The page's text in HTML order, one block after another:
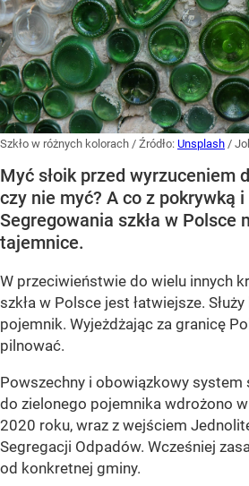
Szkło w różnych kolorach / Źródło: Unsplash /
Myć słoik przed wyrzuceniem
czy nie myć? A co z pokrywką
Segregowania szkła w Polsce
tajemnice.
W przeciwieństwie do wielu innych
szkła w Polsce jest łatwiejsze.
pojemnik. Wyjeżdżając za granicę
pilnować.
Powszechny i obowiązkowy system
do zielonego pojemnika wdrożono
2020 roku, wraz z wejściem
Segregacji Odpadów. Wcześniej
od konkretnej gminy.